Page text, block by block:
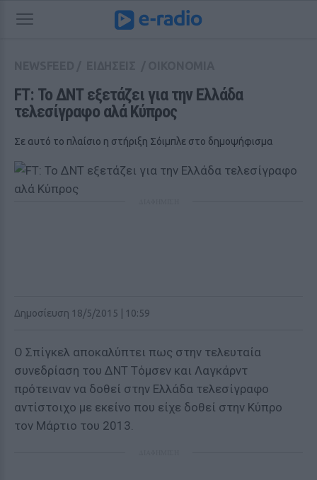
FT: Το ΔΝΤ εξετάζει για την Ελλάδα
τελεσίγραφο αλά Κύπρος
Σε αυτό το πλαίσιο η στήριξη Σόιμπλε στο δημοψήφισμα
Δημοσίευση 18/5/2015 | 10:59
Ο Σπίγκελ αποκαλύπτει πως στην τελευταία
συνεδρίαση του ΔΝΤ Τόμσεν και Λαγκάρντ
πρότειναν να δοθεί στην Ελλάδα τελεσίγραφο
αντίστοιχο με εκείνο που είχε δοθεί στην Κύπρο
τον Μάρτιο του 2013.